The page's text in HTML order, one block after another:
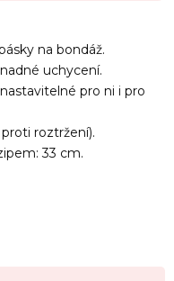
na bondáž.
uchycení.
pro ni i pro
roztržení).
33 cm.